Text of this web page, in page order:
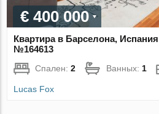
€ 400 000
Квартира в Барселона,
№164613
Спален:2 Ванных: 1
Lucas Fox